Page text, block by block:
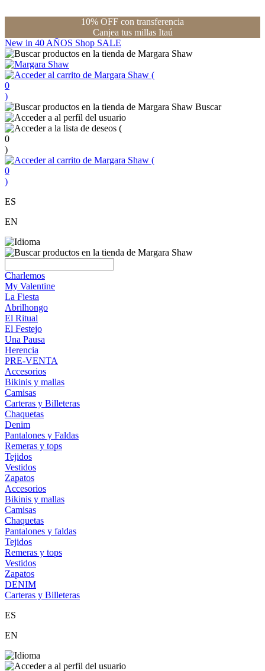
10% OFF con transferencia
Canjea tus millas Itaú
New in 40 AÑOS Shop SALE
(
0
)
Buscar
(
0
)
(
0
)
ES
EN
Charlemos
My Valentine
La Fiesta
Abrilhongo
El Ritual
El Festejo
Una Pausa
Herencia
PRE-VENTA
Accesorios
Bikinis y mallas
Camisas
Carteras y Billeteras
Chaquetas
Denim
Pantalones y Faldas
Remeras y tops
Tejidos
Vestidos
Zapatos
Accesorios
Bikinis y mallas
Camisas
Chaquetas
Pantalones y faldas
Tejidos
Remeras y tops
Vestidos
Zapatos
DENIM
Carteras y Billeteras
ES
EN